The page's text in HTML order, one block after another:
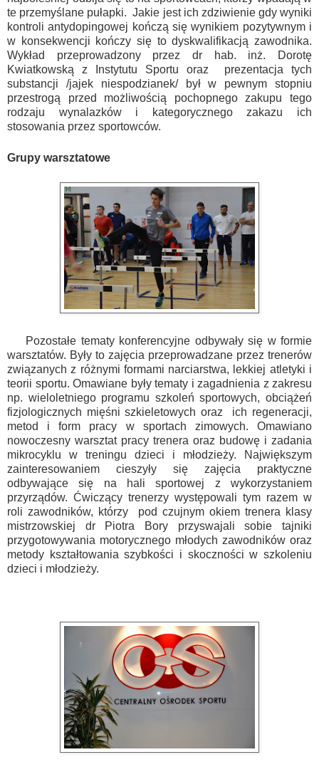
te przemyślane pułapki. Jakie jest ich zdziwienie gdy wyniki
kontroli antydopingowej kończą się wynikiem pozytywnym i
w konsekwencji kończy się to dyskwalifikacją zawodnika.
Wykład przeprowadzony przez dr hab. inż. Dorotę
Kwiatkowską z Instytutu Sportu oraz prezentacja tych
substancji /jajek niespodzianek/ był w pewnym stopniu
przestrogą przed możliwością pochopnego zakupu tego
rodzaju wynalazków i kategorycznego zakazu ich
stosowania przez sportowców.
Grupy warsztatowe
Pozostałe tematy konferencyjne odbywały się w formie
warsztatów. Były to zajęcia przeprowadzane przez trenerów
związanych z różnymi formami narciarstwa, lekkiej atletyki i
teorii sportu. Omawiane były tematy i zagadnienia z zakresu
np. wieloletniego programu szkoleń sportowych, obciążeń
fizjologicznych mięśni szkieletowych oraz ich regeneracji,
metod i form pracy w sportach zimowych. Omawiano
nowoczesny warsztat pracy trenera oraz budowę i zadania
mikrocyklu w treningu dzieci i młodzieży. Największym
zainteresowaniem cieszyły się zajęcia praktyczne
odbywające się na hali sportowej z wykorzystaniem
przyrządów. Ćwiczący trenerzy występowali tym razem w
roli zawodników, którzy pod czujnym okiem trenera klasy
mistrzowskiej dr Piotra Bory przyswajali sobie tajniki
przygotowywania motorycznego młodych zawodników oraz
metody kształtowania szybkości i skoczności w szkoleniu
dzieci i młodzieży.